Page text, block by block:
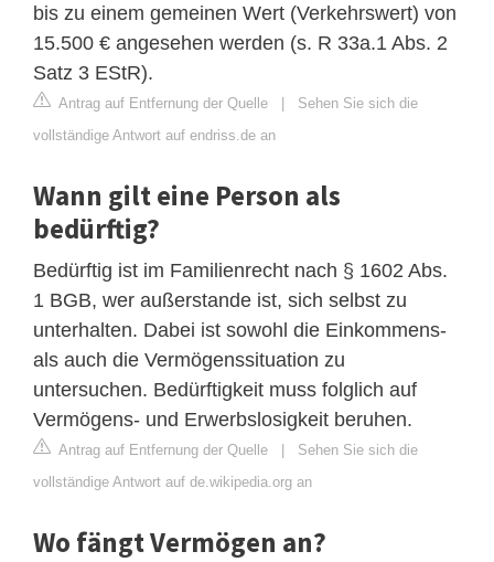
bis zu einem gemeinen Wert (Verkehrswert) von
15.500 € angesehen werden (s. R 33a.1 Abs. 2
Satz 3 EStR).
Antrag auf Entfernung der Quelle | Sehen Sie sich die
vollständige Antwort auf endriss.de an
Wann gilt eine Person als
bedürftig?
Bedürftig ist im Familienrecht nach § 1602 Abs.
1 BGB, wer außerstande ist, sich selbst zu
unterhalten. Dabei ist sowohl die Einkommens-
als auch die Vermögenssituation zu
untersuchen. Bedürftigkeit muss folglich auf
Vermögens- und Erwerbslosigkeit beruhen.
Antrag auf Entfernung der Quelle | Sehen Sie sich die
vollständige Antwort auf de.wikipedia.org an
Wo fängt Vermögen an?